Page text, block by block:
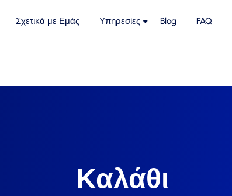
Σχετικά με Εμάς Υπηρεσίες Blog FAQ
Καλάθι